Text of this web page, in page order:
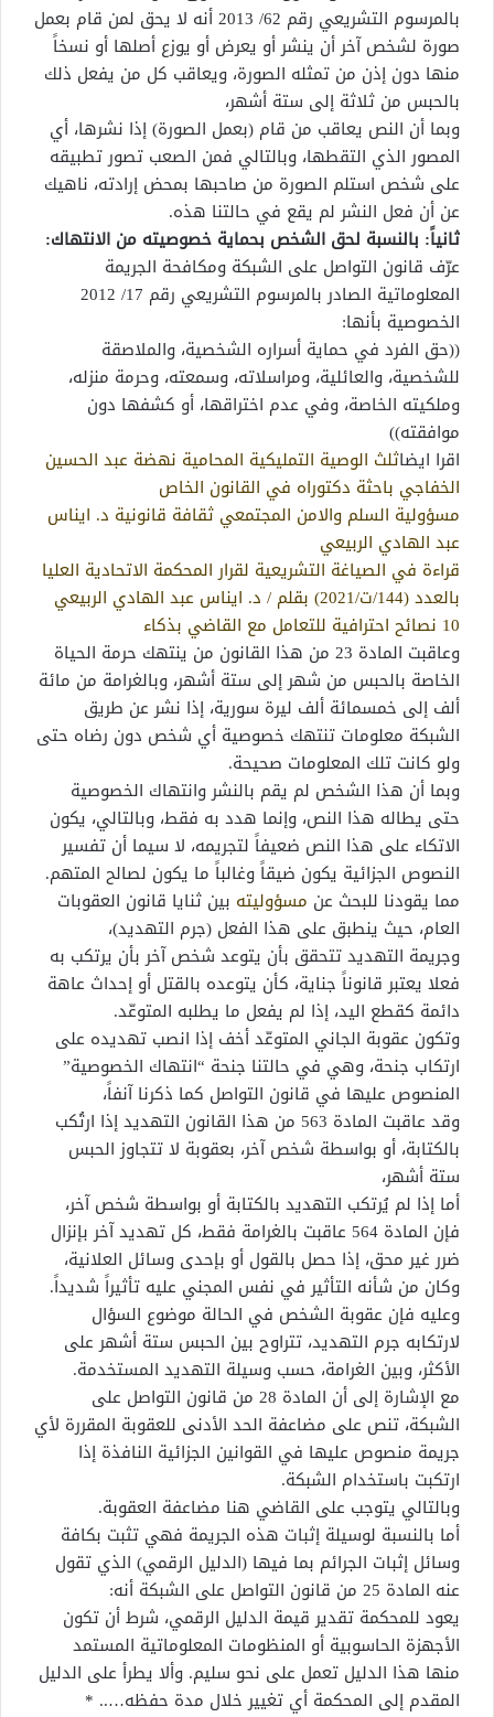
بالمرسوم التشريعي رقم 62/ 2013 أنه لا يحق لمن قام بعمل
صورة لشخص آخر أن ينشر أو يعرض أو يوزع أصلها أو نسخاً
منها دون إذن من تمثله الصورة، ويعاقب كل من يفعل ذلك
بالحبس من ثلاثة إلى ستة أشهر،
وبما أن النص يعاقب من قام (بعمل الصورة) إذا نشرها، أي
المصور الذي التقطها، وبالتالي فمن الصعب تصور تطبيقه
على شخص استلم الصورة من صاحبها بمحض إرادته، ناهيك
عن أن فعل النشر لم يقع في حالتنا هذه.
ثانياً: بالنسبة لحق الشخص بحماية خصوصيته من الانتهاك:
عرّف قانون التواصل على الشبكة ومكافحة الجريمة
المعلوماتية الصادر بالمرسوم التشريعي رقم 17/ 2012
الخصوصية بأنها:
((حق الفرد في حماية أسراره الشخصية، والملاصقة
للشخصية، والعائلية، ومراسلاته، وسمعته، وحرمة منزله،
وملكيته الخاصة، وفي عدم اختراقها، أو كشفها دون
موافقته))
اقرا ايضاثلث الوصية التمليكية المحامية نهضة عبد الحسين
الخفاجي باحثة دكتوراه في القانون الخاص
مسؤولية السلم والامن المجتمعي ثقافة قانونية د. ايناس
عبد الهادي الربيعي
قراءة في الصياغة التشريعية لقرار المحكمة الاتحادية العليا
بالعدد (144/ت/2021) بقلم / د. ايناس عبد الهادي الربيعي
10 نصائح احترافية للتعامل مع القاضي بذكاء
وعاقبت المادة 23 من هذا القانون من ينتهك حرمة الحياة
الخاصة بالحبس من شهر إلى ستة أشهر، وبالغرامة من مائة
ألف إلى خمسمائة ألف ليرة سورية، إذا نشر عن طريق
الشبكة معلومات تنتهك خصوصية أي شخص دون رضاه حتى
ولو كانت تلك المعلومات صحيحة.
وبما أن هذا الشخص لم يقم بالنشر وانتهاك الخصوصية
حتى يطاله هذا النص، وإنما هدد به فقط، وبالتالي، يكون
الاتكاء على هذا النص ضعيفاً لتجريمه، لا سيما أن تفسير
النصوص الجزائية يكون ضيقاً وغالباً ما يكون لصالح المتهم.
مما يقودنا للبحث عن مسؤوليته بين ثنايا قانون العقوبات
العام، حيث ينطبق على هذا الفعل (جرم التهديد)،
وجريمة التهديد تتحقق بأن يتوعد شخص آخر بأن يرتكب به
فعلا يعتبر قانوناً جناية، كأن يتوعده بالقتل أو إحداث عاهة
دائمة كقطع اليد، إذا لم يفعل ما يطلبه المتوعّد.
وتكون عقوبة الجاني المتوعّد أخف إذا انصب تهديده على
ارتكاب جنحة، وهي في حالتنا جنحة “انتهاك الخصوصية”
المنصوص عليها في قانون التواصل كما ذكرنا آنفاً،
وقد عاقبت المادة 563 من هذا القانون التهديد إذا ارتُكب
بالكتابة، أو بواسطة شخص آخر، بعقوبة لا تتجاوز الحبس
ستة أشهر،
أما إذا لم يُرتكب التهديد بالكتابة أو بواسطة شخص آخر،
فإن المادة 564 عاقبت بالغرامة فقط، كل تهديد آخر بإنزال
ضرر غير محق، إذا حصل بالقول أو بإحدى وسائل العلانية،
وكان من شأنه التأثير في نفس المجني عليه تأثيراً شديداً.
وعليه فإن عقوبة الشخص في الحالة موضوع السؤال
لارتكابه جرم التهديد، تتراوح بين الحبس ستة أشهر على
الأكثر، وبين الغرامة، حسب وسيلة التهديد المستخدمة.
مع الإشارة إلى أن المادة 28 من قانون التواصل على
الشبكة، تنص على مضاعفة الحد الأدنى للعقوبة المقررة لأي
جريمة منصوص عليها في القوانين الجزائية النافذة إذا
ارتكبت باستخدام الشبكة.
وبالتالي يتوجب على القاضي هنا مضاعفة العقوبة.
أما بالنسبة لوسيلة إثبات هذه الجريمة فهي تثبت بكافة
وسائل إثبات الجرائم بما فيها (الدليل الرقمي) الذي تقول
عنه المادة 25 من قانون التواصل على الشبكة أنه:
يعود للمحكمة تقدير قيمة الدليل الرقمي، شرط أن تكون
الأجهزة الحاسوبية أو المنظومات المعلوماتية المستمد
منها هذا الدليل تعمل على نحو سليم. وألا يطرأ على الدليل
المقدم إلى المحكمة أي تغيير خلال مدة حفظه….. *